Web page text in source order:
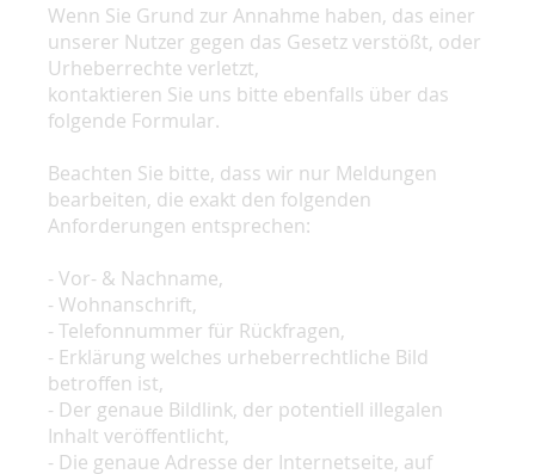
Wenn Sie Grund zur Annahme haben, das einer
unserer Nutzer gegen das Gesetz verstößt, oder
Urheberrechte verletzt,
kontaktieren Sie uns bitte ebenfalls über das
folgende Formular.
Beachten Sie bitte, dass wir nur Meldungen
bearbeiten, die exakt den folgenden
Anforderungen entsprechen:
- Vor- & Nachname,
- Wohnanschrift,
- Telefonnummer für Rückfragen,
- Erklärung welches urheberrechtliche Bild
betroffen ist,
- Der genaue Bildlink, der potentiell illegalen
Inhalt veröffentlicht,
- Die genaue Adresse der Internetseite, auf